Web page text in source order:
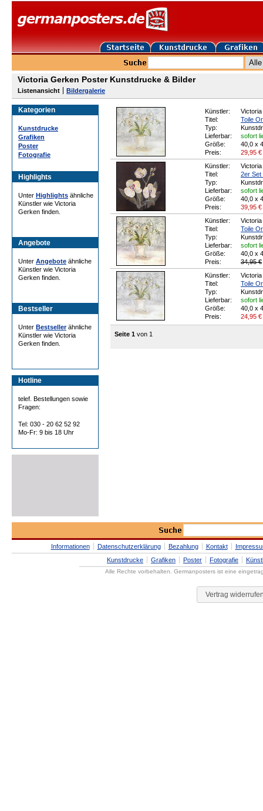
Victoria Gerken Poster Kunstdrucke & Bilder
Listenansicht Bildergalerie
Kategorien
Kunstdrucke
Grafiken
Poster
Fotografie
Highlights
Unter Highlights ähnliche
Künstler wie Victoria
Gerken finden.
Angebote
Unter Angebote ähnliche
Künstler wie Victoria
Gerken finden.
Bestseller
Unter Bestsellerähnliche
Künstler wie Victoria
Gerken finden.
Hotline
telef. Bestellungen sowie
Fragen:
Tel: 030 - 20 62 52 92
Mo-Fr: 9 bis 18 Uhr
Künstler:
Titel:
Toile
Typ:
Lieferbar:
sofort
Größe:
40,0 x
Preis:
29,95 €
Künstler:
Titel:
2er
Typ:
Lieferbar:
sofort
Größe:
40,0 x
Preis:
39,95 €
Künstler:
Titel:
Toile
Typ:
Lieferbar:
sofort
Größe:
40,0 x
Preis:
34,95 €
Künstler:
Titel:
Toile
Typ:
Lieferbar:
sofort
Größe:
40,0 x
Preis:
24,95 €
Seite 1 von 1
Informationen Datenschutzerklärung Bezahlung Kontakt
Kunstdrucke
Grafiken Poster Fotografie
Alle Rechte vorbehalten. Germanposters ist eine
Vertrag